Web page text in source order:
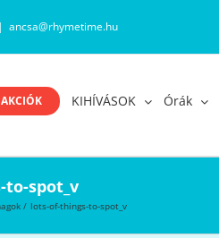
| ancsa@rhymetime.hu
AKCIÓK KIHÍVÁSOK Órák
spot_v
lots-of-things-to-spot_v